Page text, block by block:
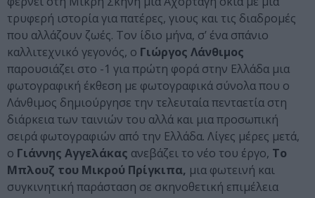
τρυφερή ιστορία για πατέρες, γιους και τις διαδρομές
που αλλάζουν ζωές. Tον ίδιο μήνα, σ’ ένα σπάνιο
καλλιτεχνικό γεγονός, ο Γιώργος Λάνθιμος
παρουσιάζει στο -1 για πρώτη φορά στην Ελλάδα μια
φωτογραφική έκθεση με φωτογραφικά σύνολα που ο
Λάνθιμος δημιούργησε την τελευταία πενταετία στη
διάρκεια των ταινιών του αλλά και μια προσωπική
σειρά φωτογραφιών από την Ελλάδα. Λίγες μέρες μετά,
ο Γιάννης Αγγελάκας ανεβάζει το νέο του έργο, Το
Μπλουζ του Μικρού Πρίγκιπα, μια φωτεινή και
συγκινητική παράσταση σε σκηνοθετική επιμέλεια